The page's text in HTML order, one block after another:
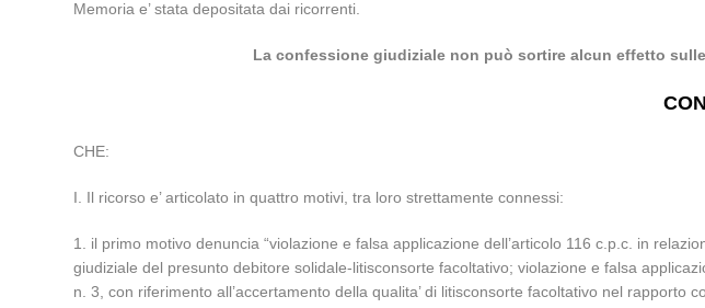
Memoria e’ stata depositata dai ricorrenti.
La confessione giudiziale non può sortire alcun effetto
CHE:
I. Il ricorso e’ articolato in quattro motivi, tra loro strettamente connessi:
1. il primo motivo denuncia “violazione e falsa applicazione dell’articolo 116 c.p.c. in
giudiziale del presunto debitore solidale-litisconsorte facoltativo; violazione e falsa
n. 3, con riferimento all’accertamento della qualita’ di litisconsorte facoltativo nel rapporto